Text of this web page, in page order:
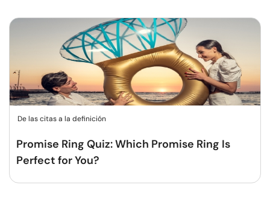
De las citas a la definición
Promise Ring Quiz: Which Promise Ring Is
Perfect for You?